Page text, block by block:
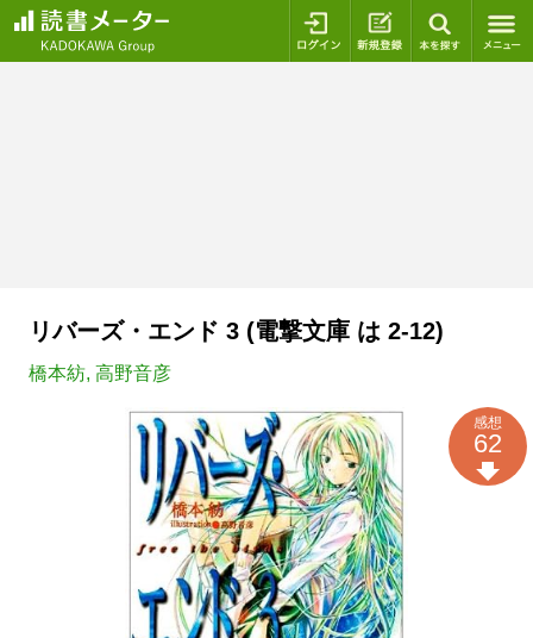
ログイン 新規登録
リバーズ・エンド 3 (電撃文庫 は 2-12)
橋本紡, 高野音彦
感想
62